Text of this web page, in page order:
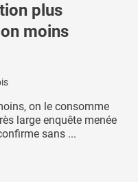
plus
moins
on le consomme
large enquête menée
sans ...